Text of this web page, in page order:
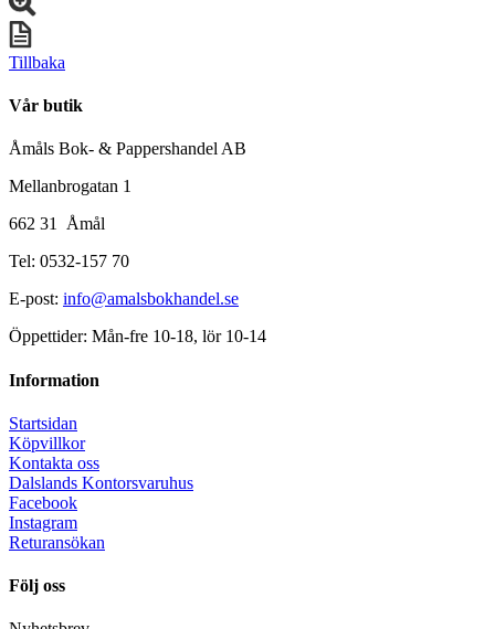
Tillbaka
Vår butik
Åmåls Bok- & Pappershandel AB
Mellanbrogatan 1
662 31 Åmål
Tel: 0532-157 70
E-post: info@amalsbokhandel.se
Öppettider: Mån-fre 10-18, lör 10-14
Information
Startsidan
Köpvillkor
Kontakta oss
Dalslands Kontorsvaruhus
Facebook
Instagram
Returansökan
Följ oss